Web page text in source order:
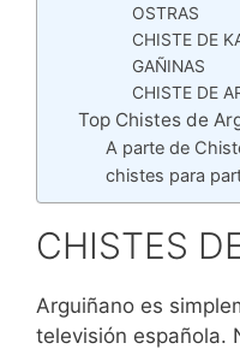
OSTRAS
CHISTE DE
GAÑINAS
CHISTE DE
Top Chistes de
A parte de
chistes para
CHISTES
Arguiñano es
televisión española.